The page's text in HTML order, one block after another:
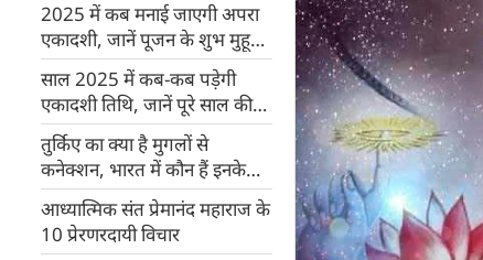
2025 में कब मनाई जाएगी अपरा
एकादशी, जानें पूजन के शुभ मुहूर्त
और पूजा विधि
साल 2025 में कब-कब पड़ेगी
एकादशी तिथि, जानें पूरे साल की
लिस्ट
तुर्किए का क्या है मुगलों से
कनेक्शन, भारत में कौन हैं इनके
वंशज?
आध्यात्मिक संत प्रेमानंद महाराज के
10 प्रेरणरदायी विचार